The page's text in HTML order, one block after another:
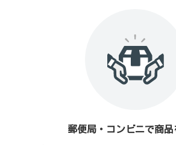
郵便局・コンビニで商